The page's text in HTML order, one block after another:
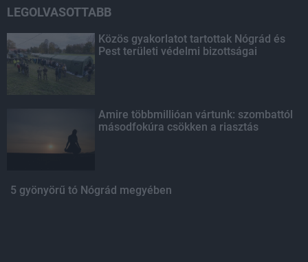
LEGOLVASOTTABB
Közös gyakorlatot tartottak Nógrád és
Pest területi védelmi bizottságai
Amire többmillióan vártunk: szombattól
másodfokúra csökken a riasztás
5 gyönyörű tó Nógrád megyében